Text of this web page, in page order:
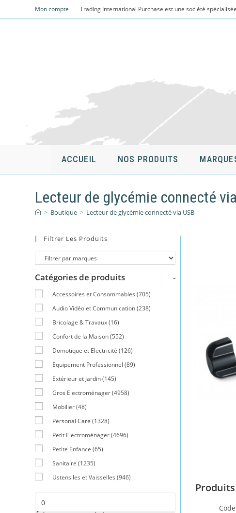
to
Mon compte Trading International Purchase est une société
ACCUEIL NOS PRODUITS
Lecteur de glycémie connecté
> Boutique > Lecteur de glycémie connecté via USB
Filtrer Les Produits
Catégories de produits -
Accessoires et Consommables (705)
Audio Vidéo et Communication(238)
Bricolage & Travaux(16)
Confort de la Maison(552)
Domotique et Electricité (126)
Equipement Professionnel (89)
Extérieur et Jardin(145)
Gros Electroménager(4958)
Mobilier(48)
Personal Care (1328)
Petit Electroménager(4696)
Petite Enfance (65)
Sanitaire (1235)
Ustensiles et Vaisselles (946)